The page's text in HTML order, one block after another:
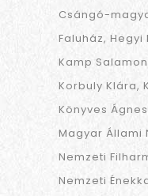
Csángó-
Faluház Hegyi
Kamp Salamon
Korbuly Klára
Könyves Ágnes
Magyar Állami
Nemzeti
Nemzeti